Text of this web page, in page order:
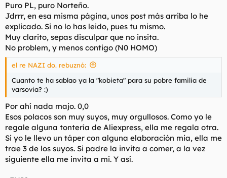
Puro PL, puro Norteño.
Jdrrr, en esa misma página, unos post más arriba lo he
explicado. Si no lo has leido, pues tu mismo.
Muy clarito, sepas disculpar que no insita.
No problem, y menos contigo (N0 HOMO)
el re NAZI do. rebuznó:
Cuanto te ha sablao ya la "kobieta" para su pobre familia de
varsovia? :)
Por ahí nada majo. 0,0
Esos polacos son muy suyos, muy orgullosos. Como yo le
regale alguna tontería de Aliexpress, ella me regala otra.
Si yo le llevo un táper con alguna elaboración mia, ella me
trae 3 de los suyos. Si padre la invita a comer, a la vez
siguiente ella me invita a mi. Y así.